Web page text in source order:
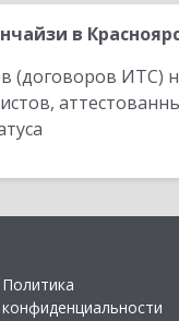
в
(договоров ИТС)
Политика
конфиденциальности